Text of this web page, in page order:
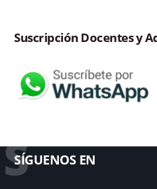
Suscripción Docentes y
S
SÍGUENOS EN